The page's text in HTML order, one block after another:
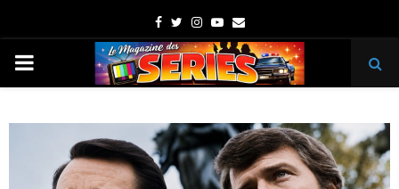
Facebook
TwitterInstagram
Youtube
Email
PRIMARY